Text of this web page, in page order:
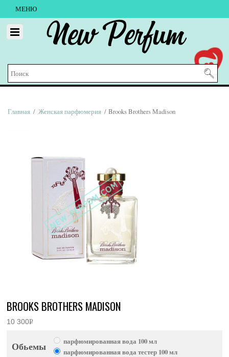
МЕНЮ
New Perfum
Главная / Женская парфюмерия / Brooks Brothers Madison
BROOKS BROTHERS MADISON
10 300Р
Обьемы
парфюмированная вода 100 мл
парфюмированная вода тестер 100 мл